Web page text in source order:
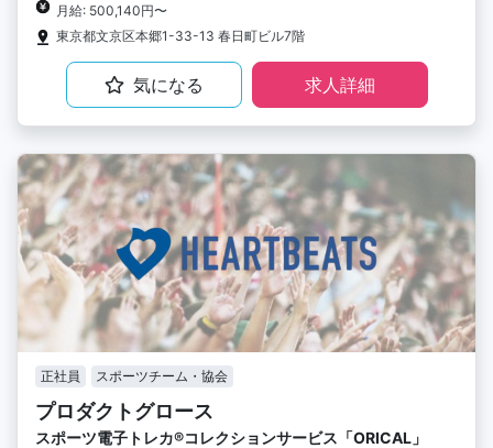
月給: 500,140円〜
東京都文京区本郷1-33-13 春日町ビル7階
気になる 求人詳細
正社員 スポーツチーム・協会
プロダクトグロース
スポーツ電子トレカ®︎コレクションサービス「ORICAL」